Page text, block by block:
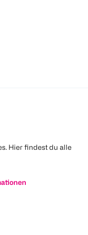
Hier findest du alle